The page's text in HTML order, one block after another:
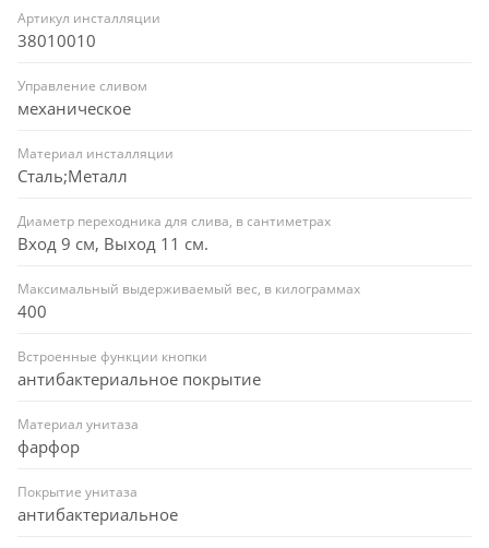
Артикул инсталляции
38010010
Управление сливом
механическое
Материал инсталляции
Сталь;Металл
Диаметр переходника для слива, в сантиметрах
Вход 9 см, Выход 11 см.
Максимальный выдерживаемый вес, в килограммах
400
Встроенные функции кнопки
антибактериальное покрытие
Материал унитаза
фарфор
Покрытие унитаза
антибактериальное